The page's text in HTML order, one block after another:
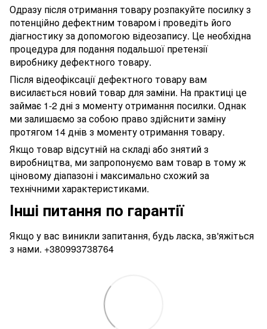
Одразу після отримання товару розпакуйте посилку з
потенційно дефектним товаром і проведіть його
діагностику за допомогою відеозапису. Це необхідна
процедура для подання подальшої претензії
виробнику дефектного товару.
Після відеофіксації дефектного товару вам
висилається новий товар для заміни. На практиці це
займає 1-2 дні з моменту отримання посилки. Однак
ми залишаємо за собою право здійснити заміну
протягом 14 днів з моменту отримання товару.
Якщо товар відсутній на складі або знятий з
виробництва, ми запропонуємо вам товар в тому ж
ціновому діапазоні і максимально схожий за
технічними характеристиками.
Інші питання по гарантії
Якщо у вас виникли запитання, будь ласка, зв'яжіться
з нами. +380993738764